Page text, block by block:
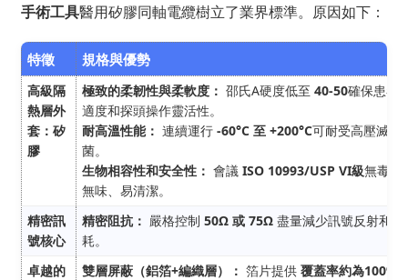
手術工具醫用矽膠同軸電纜樹立了業界標準。原因如下：
特徵 規格與優勢
高級隔
熱層外
套：矽
膠
極致的柔韌性與柔軟度： 邵氏A硬度低至 40-50確保患者
適度和探頭操作靈活性。
耐高溫性能： 連續運行 -60°C 至 +200°C可耐受高壓滅
菌。
生物相容性和安全性： 會議 ISO 10993/USP VI級無毒、
無味、易清潔。
精密訊
號核心
精密阻抗： 嚴格控制 50Ω 或 75Ω盡量減少訊號反射和損
耗。
卓越的
雙層屏蔽（鋁箔+編織層）： 箔片提供 覆蓋率約為100%